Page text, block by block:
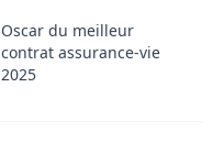
Oscar du meilleur
contrat assurance-vie
2025